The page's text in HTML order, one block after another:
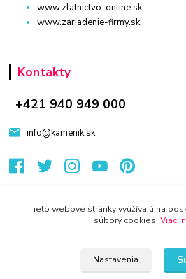
www.zlatnictvo-online.sk
www.zariadenie-firmy.sk
Kontakty
+421 940 949 000
info@kamenik.sk
Tieto webové stránky využívajú na
súbory cookies. Viac
Nastavenia